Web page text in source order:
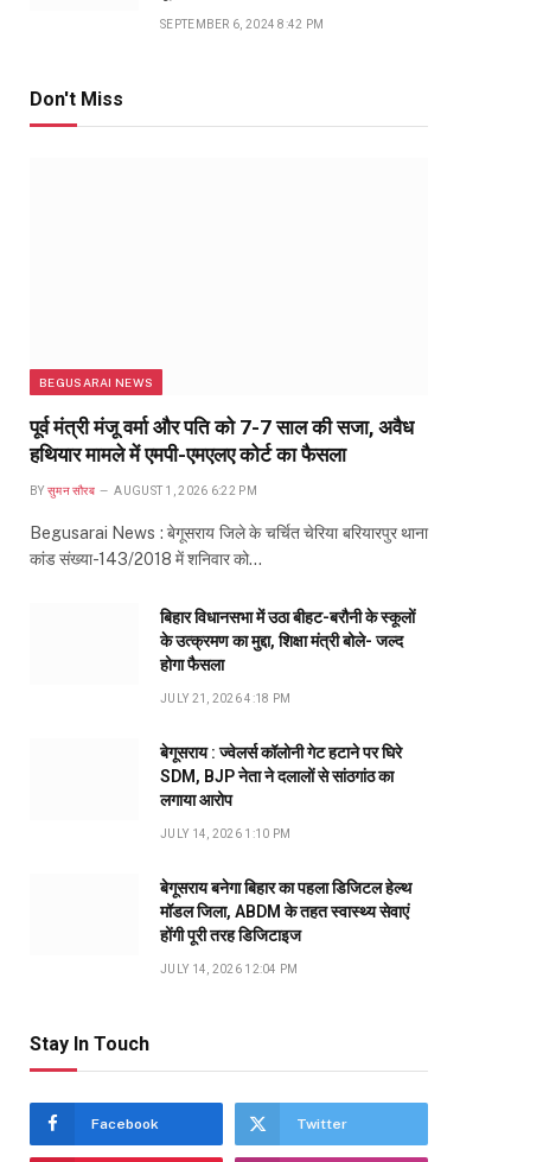
SEPTEMBER 6, 2024 8:42 PM
Don't Miss
BEGUSARAI NEWS
पूर्व मंत्री मंजू वर्मा और पति को 7-7 साल की सजा, अवैध
हथियार मामले में एमपी-एमएलए कोर्ट का फैसला
BY सुमन सौरब AUGUST 1, 2026 6:22 PM
Begusarai News : बेगूसराय जिले के चर्चित चेरिया बरियारपुर थाना
कांड संख्या-143/2018 में शनिवार को…
बिहार विधानसभा में उठा बीहट-बरौनी के स्कूलों
के उत्क्रमण का मुद्दा, शिक्षा मंत्री बोले- जल्द
होगा फैसला
JULY 21, 2026 4:18 PM
बेगूसराय : ज्वेलर्स कॉलोनी गेट हटाने पर घिरे
SDM, BJP नेता ने दलालों से सांठगांठ का
लगाया आरोप
JULY 14, 2026 1:10 PM
बेगूसराय बनेगा बिहार का पहला डिजिटल हेल्थ
मॉडल जिला, ABDM के तहत स्वास्थ्य सेवाएं
होंगी पूरी तरह डिजिटाइज
JULY 14, 2026 12:04 PM
Stay In Touch
Facebook Twitter